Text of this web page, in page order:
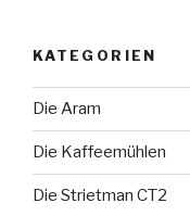
KATEGORIEN
Die Aram
Die Kaffeemühlen
Die Strietman CT2